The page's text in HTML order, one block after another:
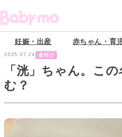
妊娠・出産 赤ちゃん・育
2025.07.24 名付け
「洸」ちゃん。こ
む？